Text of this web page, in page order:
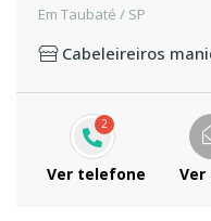
Em Taubaté / SP
Cabeleireiros
2
Ver telefone Ver